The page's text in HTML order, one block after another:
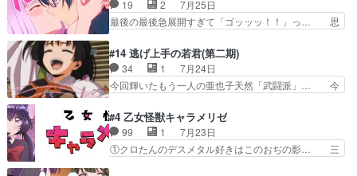
DaemonsRealm｜リア… これまで騙していた東
村を捨てて新郷家に来…
ゲネ后との出会い。次週のドレゲネ… さて、登場
人物多いけどついていけるのか私… 今回は遂にド
んがめっちゃ可愛かったなド… まさかの展開にめ
ちゃくちゃテンション上が… チャガタイの所へ密
偵に行ったはずがドレゲ…
19 2
7月25日
最後の最後急展開すぎて「ゴッッッ！！」っ… 思
は泣かなかった！漫画描きのハウツー回… この作
品はこういうのをズバッとキメるの上… 藤子不二
雄に親しんだ人にはとてもフィット… 赤福のヌル
ヌルした動きとかネームを褒めら… 漫研が気にな
から新たな仲間まで。本作品… 今回エンディング
テーマが流れるのが早い（… この作品の世界に
も、一応デジタルという概…
#14 逃げ上手の若君(第二期)
34 1
7月24日
今回輝いたもう一人の亜也子天然「武闘派」… 今
逃れすら逃げ上手亜也子のアシストに支… そう
か、亜也子もまだ9歳なのか‥ときゆき… 「亜也
子のドキドキ・大作戦！・長寿丸を一… 目玉と耳
を相手に言葉で繰り広げる戰もノラ… 時代設定ど
#4 乙女怪獣キャラメリゼ
99 1
7月23日
①クロたんのデスメタル好きはこのおぢの影… 三